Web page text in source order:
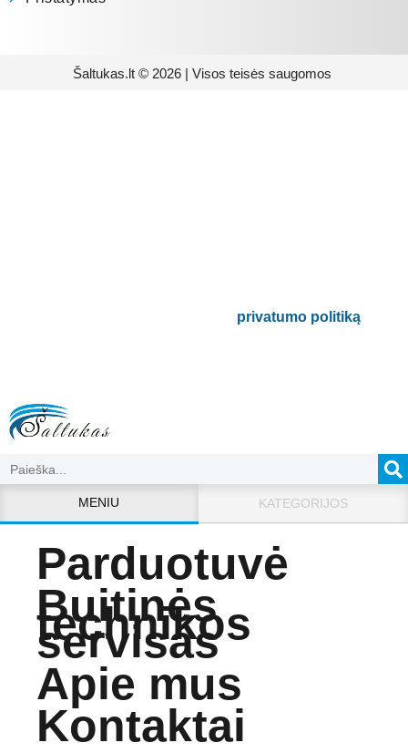
Šaltukas.lt © 2026 | Visos teisės saugomos
privatumo politiką.
MENIU KATEGORIJOS
Parduotuvė
Buitinės
technikos
servisas
Apie mus
Kontaktai